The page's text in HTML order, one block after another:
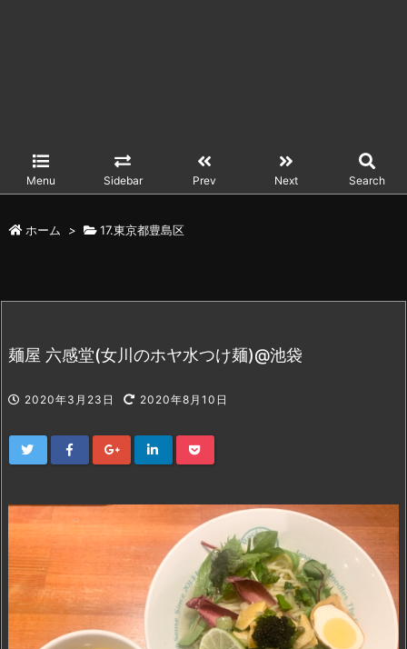
Menu Sidebar Prev Next Search
ホーム > 17.東京都豊島区
麺屋 六感堂(女川のホヤ水つけ麺)@池袋
2020年3月23日 2020年8月10日